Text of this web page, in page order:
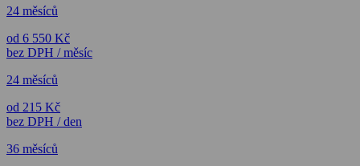
24 měsíců
od 6 550 Kč
bez DPH / měsíc
24 měsíců
od 215 Kč
bez DPH / den
36 měsíců